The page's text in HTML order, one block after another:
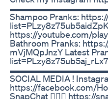
Shampoo Pranks:
https://youtube.com/
Bathroom Pranks:
mVjMQpJnzY Latest
SOCIAL MEDIA !
https://facebook.com/
SnapChat 🙋🏻‍♂️ https://